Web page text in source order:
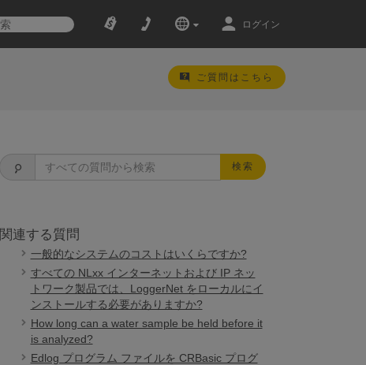
ログイン
ご質問はこちら
検索
関連する質問
一般的なシステムのコストはいくらですか?
すべての NLxx インターネットおよび IP ネッ
トワーク製品では、LoggerNet をローカルにイ
ンストールする必要がありますか?
How long can a water sample be held before it
is analyzed?
Edlog プログラム ファイルを CRBasic プログ